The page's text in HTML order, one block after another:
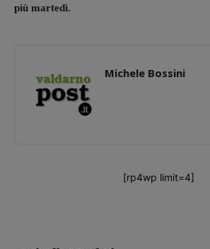
più martedì.
Michele Bossini
[rp4wp limit=4]